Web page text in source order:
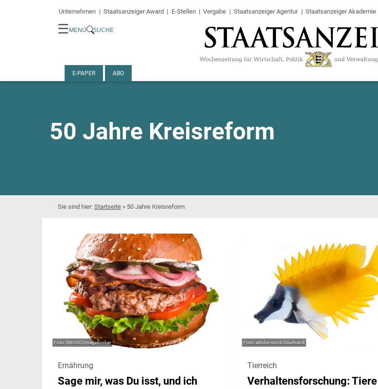
Unternehmen Staatsanzeiger Award E-Stellen Vergabe Staatsanzeiger Agentur Staatsanzeiger Akademie
☰ MENÜ SUCHE
E-PAPER ABO
50 Jahre Kreisreform
Startseite » 50 Jahre Kreisreform
IMAGO/imagebroker
Ernährung
Sage mir, was Du isst, und ich
adobe-stock/bluehand
Tierreich
Verhaltensforschung: Tiere